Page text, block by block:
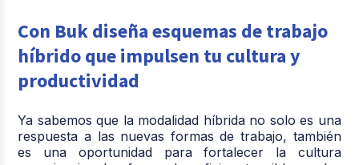
Con Buk diseña esquemas de trabajo
híbrido que impulsen tu cultura y
productividad
Ya sabemos que la modalidad híbrida no solo es una
respuesta a las nuevas formas de trabajo, también
es una oportunidad para fortalecer la cultura